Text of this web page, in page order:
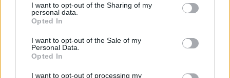
not limited to your visit or usage behaviour. You may click to
grant or deny consent to Google and its third-party tags to
use your data for below specified purposes in below Google
consent section.
I want to opt-out of the Sharing of my
personal data.
Opted In
I want to opt-out of the Sale of my
Personal Data.
Opted In
I want to opt-out of processing my
Διαβάστε περισσότερα
Άκης Σκέρτσος: